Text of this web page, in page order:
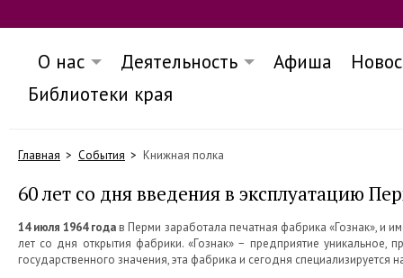
О нас Деятельность Афиша
Библиотеки края
Главная События Книжная полка
60 лет со дня введения в эксплуатацию
14 июля 1964 года в Перми заработала печатная фабрика «Гознак», и
лет со дня открытия фабрики. «Гознак» − предприятие
государственного значения, эта фабрика и сегодня